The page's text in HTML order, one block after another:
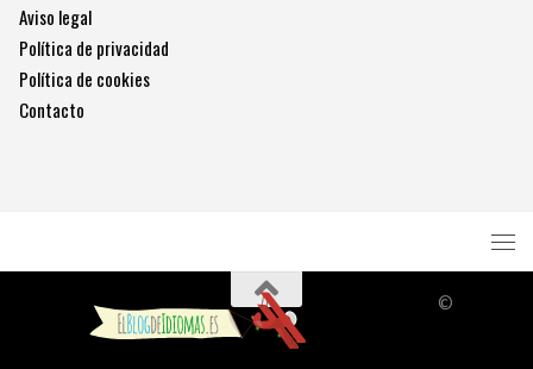
Aviso legal
Política de privacidad
Política de cookies
Contacto
©